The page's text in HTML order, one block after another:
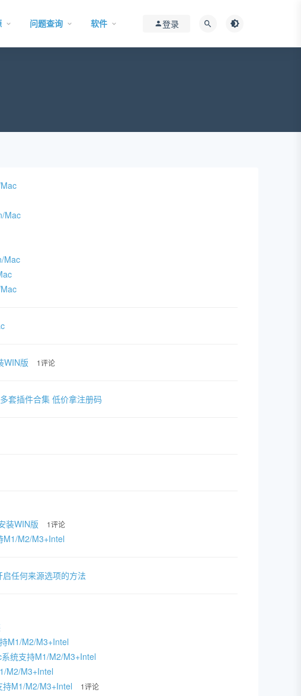
问题查询 软件 登录
Mac
Mac
WIN版 1评论
套插件合集 低价拿注册码
装WIN版 1评论
M1/M2/M3+Intel
任何来源选项的方法
M1/M2/M3+Intel
统支持M1/M2/M3+Intel
M2/M3+Intel
M1/M2/M3+Intel 1评论